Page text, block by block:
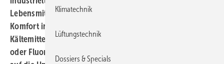
Lebensmittel- und Medizinindustrie, aber auch für den
Komfort in Gebäuden. Allerdings haben herkömmliche
Kältemittel wie Fluorchlorkohlenwasserstoffe (FCKW)
oder Fluorwasserstoffe (HFKW) negative Auswirkungen
Klimatechnik
Lüftungstechnik
Dossiers & Specials